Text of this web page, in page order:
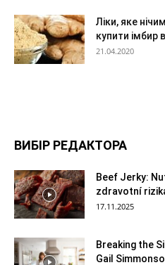
Ліки, яке
купити імбир
21.04.2020
ВИБІР РЕДАКТОРА
Beef Jerky:
zdravotní
17.11.2025
Breaking the
Gail